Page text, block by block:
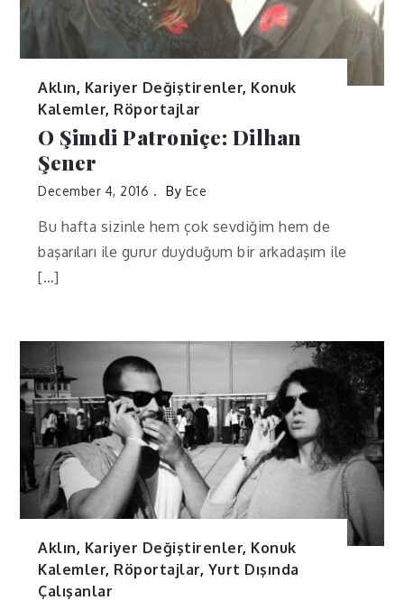
Aklın, Kariyer Değiştirenler, Konuk
Kalemler, Röportajlar
O Şimdi Patroniçe: Dilhan
Şener
December 4, 2016 By Ece
Bu hafta sizinle hem çok sevdiğim hem de
başarıları ile gurur duyduğum bir arkadaşım ile
[…]
Aklın, Kariyer Değiştirenler, Konuk
Kalemler, Röportajlar, Yurt Dışında
Çalışanlar